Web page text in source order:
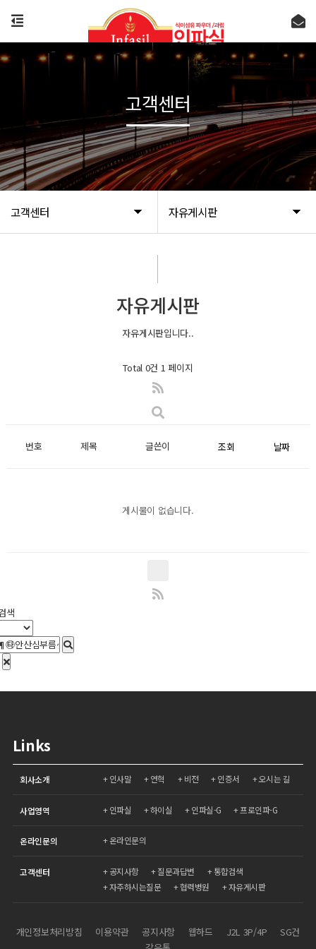
고객센터 자유게시판
고객센터
자유게시판
자유게시판입니다..
Total 0건 1 페이지
번호 제목 글쓴이 조회 날짜
게시물이 없습니다.
색
Links
회사소개 인사말 연혁 비전 인증서 오시는 길
사업영역 인파실 하이실 인파실-G 프로인파-G
온라인문의 온라인문의
고객센터 공지사항 질문과답변
통합검색
자주하시는질문
협력병원 자유게시판
개인정보처리방침 이용약관 공지사항 웹하드 J2L 3P/4P
SG건